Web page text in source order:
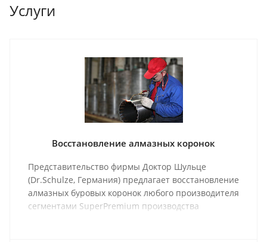
Услуги
Восстановление алмазных коронок
Представительство фирмы Доктор Шульце
(Dr.Schulze, Германия) предлагает восстановление
алмазных буровых коронок любого производителя
сегментами SuperPremium производства